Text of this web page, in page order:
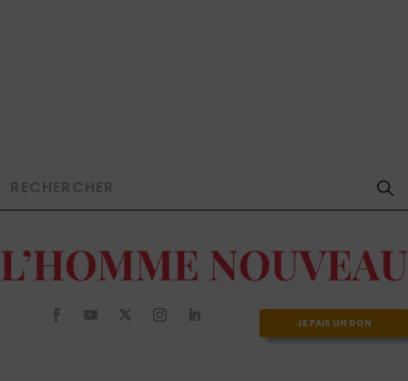
JE FAIS UN DON